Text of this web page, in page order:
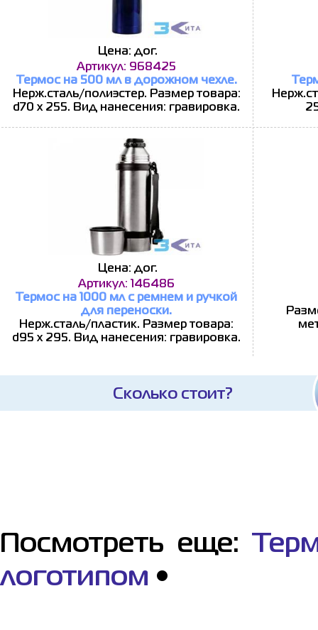
Цена: дог.
Артикул: 968425
Термос на 500 мл в дорожном чехле.
Нерж.сталь/полиэстер. Размер товара:
d70 х 255. Вид нанесения: гравировка.
Цена: дог.
Артикул: 146486
Термос на 1000 мл с ремнем и ручкой
для переноски.
Нерж.сталь/пластик. Размер товара:
d95 х 295. Вид нанесения: гравировка.
Сколько стоит?
Посмотреть еще:
логотипом •